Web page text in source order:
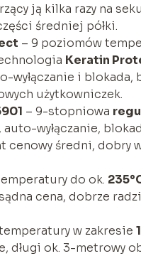
ją kilka razy na
średniej półki.
– 9 poziomów
Keratin
wyłączanie i
użytkowniczek.
– 9-stopniowa
, auto-wyłączanie,
cenowy średni,
do ok.
cena, dobrze
w zakresie
długi ok. 3-metrowy